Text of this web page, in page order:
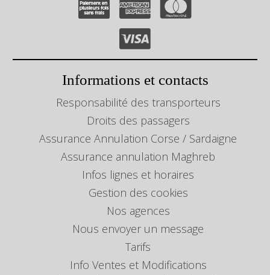
Informations et contacts
Responsabilité des transporteurs
Droits des passagers
Assurance Annulation Corse / Sardaigne
Assurance annulation Maghreb
Infos lignes et horaires
Gestion des cookies
Nos agences
Nous envoyer un message
Tarifs
Info Ventes et Modifications